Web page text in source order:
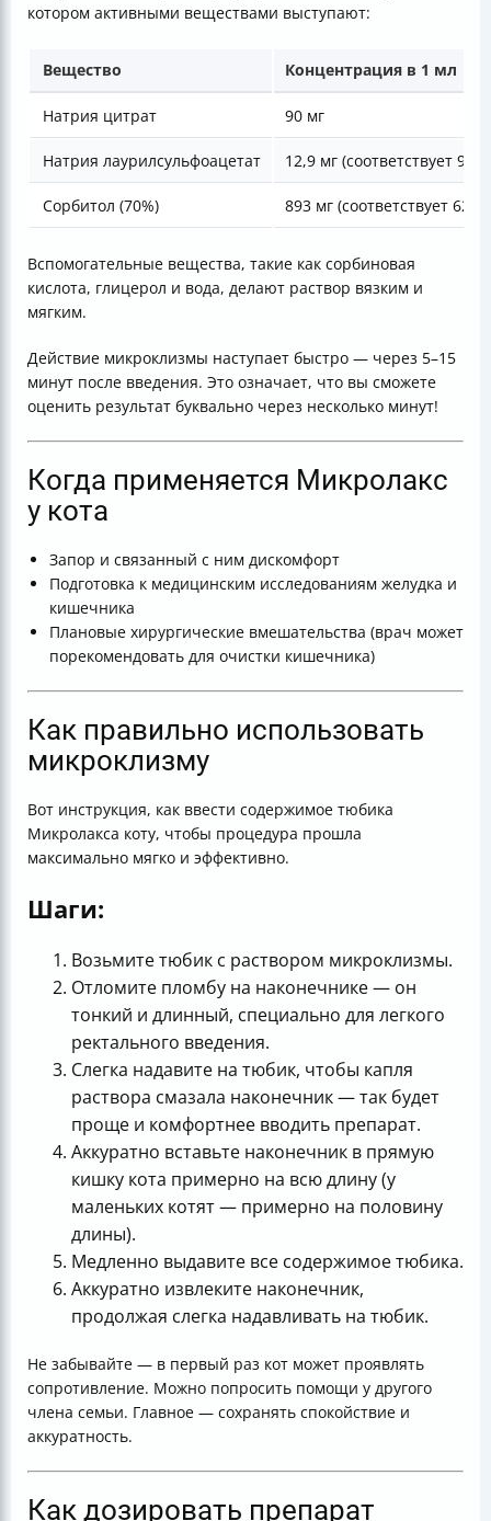
котором активными веществами выступают:
Вещество Концентрация в 1 мл
Натрия цитрат 90 мг
Натрия лаурилсульфоацетат 12,9 мг (соответствует 9
Сорбитол (70%) 893 мг (соответствует 625
Вспомогательные вещества, такие как сорбиновая
кислота, глицерол и вода, делают раствор вязким и
мягким.
Действие микроклизмы наступает быстро — через 5–15
минут после введения. Это означает, что вы сможете
оценить результат буквально через несколько минут!
Когда применяется Микролакс
у кота
Запор и связанный с ним дискомфорт
Подготовка к медицинским исследованиям желудка и
кишечника
Плановые хирургические вмешательства (врач может
порекомендовать для очистки кишечника)
Как правильно использовать
микроклизму
Вот инструкция, как ввести содержимое тюбика
Микролакса коту, чтобы процедура прошла
максимально мягко и эффективно.
Шаги:
Возьмите тюбик с раствором микроклизмы.
Отломите пломбу на наконечнике — он
тонкий и длинный, специально для легкого
ректального введения.
Слегка надавите на тюбик, чтобы капля
раствора смазала наконечник — так будет
проще и комфортнее вводить препарат.
Аккуратно вставьте наконечник в прямую
кишку кота примерно на всю длину (у
маленьких котят — примерно на половину
длины).
Медленно выдавите все содержимое тюбика.
Аккуратно извлеките наконечник,
продолжая слегка надавливать на тюбик.
Не забывайте — в первый раз кот может проявлять
сопротивление. Можно попросить помощи у другого
члена семьи. Главное — сохранять спокойствие и
аккуратность.
Как дозировать препарат